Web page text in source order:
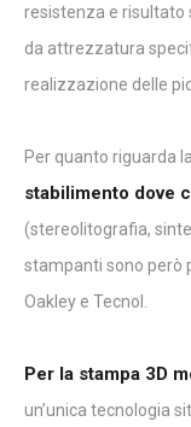
resistenza e risultato
da attrezzatura
realizzazione delle
Per quanto riguarda
stabilimento dove
(stereolitografia,
stampanti sono però
Oakley e Tecnol.
Per la stampa 3D
un’unica tecnologia